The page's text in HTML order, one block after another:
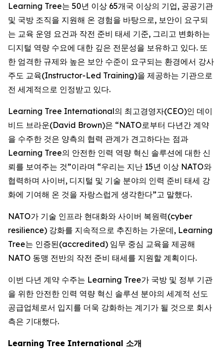
Learning Tree는 50년 이상 65개국 이상의 기업, 공공기관
및 국방 조직을 지원해 온 경험을 바탕으로, 보안이 요구되
는 교육 운영 요건과 작전 준비 태세 기준, 그리고 변화하는
디지털 역량 수요에 대한 깊은 전문성을 보유하고 있다. 또
한 엄격한 규제와 높은 보안 수준이 요구되는 환경에서 강사
주도 교육(Instructor-Led Training)을 제공하는 기관으로
전 세계적으로 인정받고 있다.
Learning Tree International의 최고경영자(CEO)인 데이
비드 브라운(David Brown)은 “NATO로부터 다년간 계약
을 수주한 것은 양측의 협력 관계가 견고하다는 점과
Learning Tree의 안전한 인력 역량 혁신 솔루션에 대한 신
뢰를 보여주는 것”이라며 “우리는 지난 15년 이상 NATO와
협력하며 사이버, 디지털 및 기술 분야의 인력 준비 태세 강
화에 기여해 온 것을 자랑스럽게 생각한다”고 말했다.
NATO가 기술 인프라 현대화와 사이버 복원력(cyber
resilience) 강화를 지속적으로 추진하는 가운데, Learning
Tree는 인증된(accredited) 임무 중심 교육을 제공해
NATO 동맹 전반의 작전 준비 태세를 지원할 계획이다.
이번 다년 계약 수주는 Learning Tree가 국방 및 정부 기관
을 위한 안전한 인력 역량 혁신 솔루션 분야의 세계적 선도
공급업체로서 입지를 더욱 강화하는 계기가 될 것으로 회사
측은 기대했다.
Learning Tree International 소개